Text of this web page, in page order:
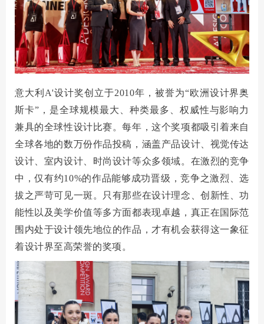
意大利 A'设计奖创立于2010年， 被誉为“欧洲设计界奥
斯卡” ，是全球规模最大、种类最多、权威性与影响力
兼具的全球性设计比赛。每年，这个奖项都吸引着来自
全球各地的数万份作品投稿，涵盖产品设计、视觉传达
设计、室内设计、时尚设计等众多领域。在激烈的竞争
中，仅有约10%的作品能够成功晋级，竞争之激烈、选
拔之严苛可见一斑。只有那些在设计理念、创新性、功
能性以及美学价值等多方面都表现卓越，真正在国际范
围内处于设计领先地位的作品，才有机会获得这一象征
着设计界至高荣誉的奖项。